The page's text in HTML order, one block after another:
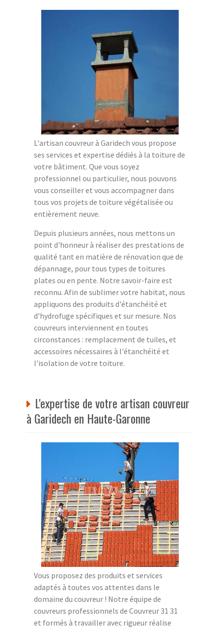
L'artisan couvreur à Garidech vous propose
ses services et expertise dédiés à la toiture de
votre bâtiment. Que vous soyez
professionnel ou particulier, nous pouvons
vous conseiller et vous accompagner dans
tous vos projets de toiture végétalisée ou
entièrement neuve.
Depuis plusieurs années, nous mettons un
point d'honneur à réaliser des prestations de
qualité tant en matière de rénovation que de
dépannage, pour tous types de toitures
plates ou en pente. Notre savoir-faire est
reconnu. Afin de sublimer votre habitat, nous
appliquons des produits d'étanchéité et
d'hydrofuge spécifiques et sur mesure. Nos
couvreurs interviennent en toutes
circonstances : remplacement de tuiles, et
accessoires nécessaires à l'étanchéité et
l'isolation de votre toiture.
L'expertise de votre artisan couvreur
à Garidech en Haute-Garonne
Vous proposez des produits et services
adaptés à toutes vos attentes dans le
domaine du couvreur ! Notre équipe de
couvreurs professionnels de Couvreur 31 31
et formés à travailler avec rigueur réalise